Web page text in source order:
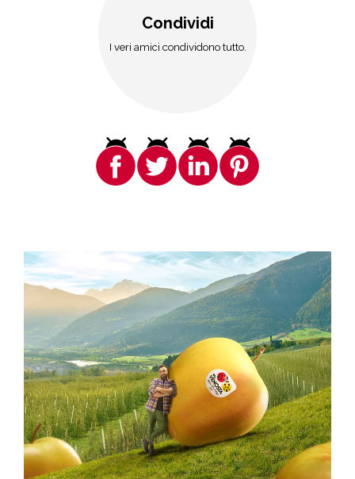
Condividi
I veri amici condividono tutto.